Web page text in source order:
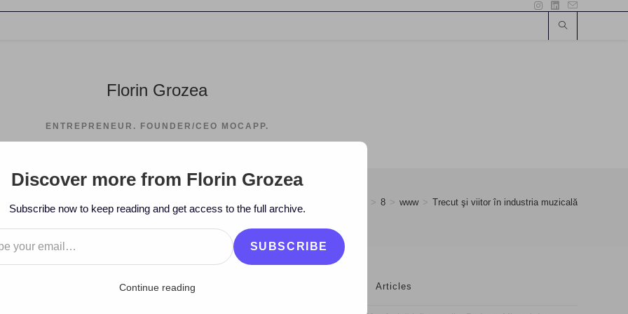
Florin Grozea
ENTREPRENEUR. FOUNDER/CEO MOCAPP.
2008 > 8 > www > Trecut şi viitor în industria muzicală
muzicală Articles
Discover more from Florin Grozea
Subscribe now to keep reading and get access to the full archive.
SUBSCRIBE
Continue reading